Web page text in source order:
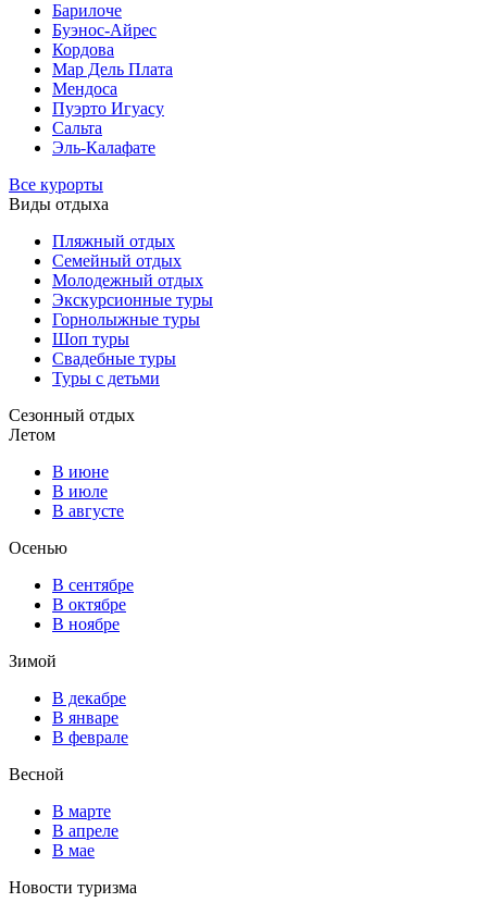
Барилоче
Буэнос-Айрес
Кордова
Мар Дель Плата
Мендоса
Пуэрто Игуасу
Сальта
Эль-Калафате
Все курорты
Виды отдыха
Пляжный отдых
Семейный отдых
Молодежный отдых
Экскурсионные туры
Горнолыжные туры
Шоп туры
Свадебные туры
Туры с детьми
Сезонный отдых
Летом
В июне
В июле
В августе
Осенью
В сентябре
В октябре
В ноябре
Зимой
В декабре
В январе
В феврале
Весной
В марте
В апреле
В мае
Новости туризма